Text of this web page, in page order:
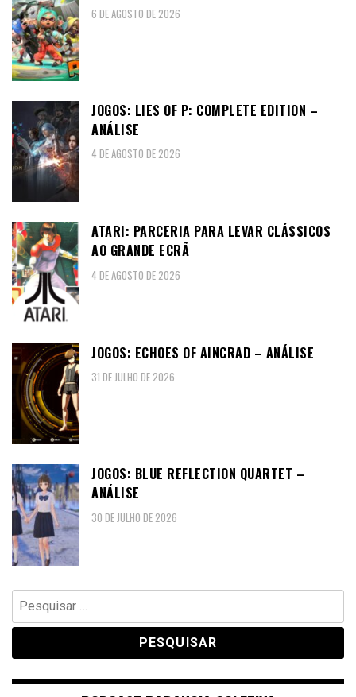
6 DE AGOSTO DE 2026
JOGOS: LIES OF P: COMPLETE EDITION –
ANÁLISE
4 DE AGOSTO DE 2026
ATARI: PARCERIA PARA LEVAR CLÁSSICOS
AO GRANDE ECRÃ
4 DE AGOSTO DE 2026
JOGOS: ECHOES OF AINCRAD – ANÁLISE
31 DE JULHO DE 2026
JOGOS: BLUE REFLECTION QUARTET –
ANÁLISE
30 DE JULHO DE 2026
Pesquisar
por: